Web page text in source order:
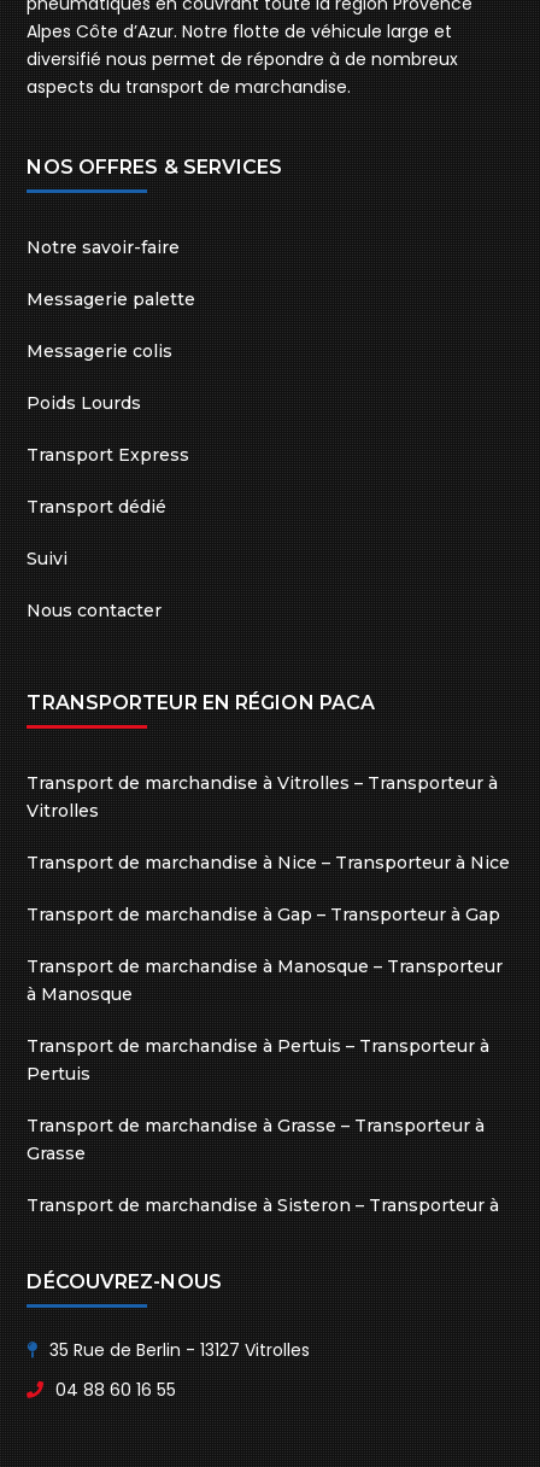
Alpes Côte d’Azur. Notre flotte de véhicule large et
diversifié nous permet de répondre à de nombreux
aspects du transport de marchandise.
NOS OFFRES & SERVICES
Notre savoir-faire
Messagerie palette
Messagerie colis
Poids Lourds
Transport Express
Transport dédié
Suivi
Nous contacter
TRANSPORTEUR EN RÉGION PACA
Transport de marchandise à Vitrolles – Transporteur à
Vitrolles
Transport de marchandise à Nice – Transporteur à Nice
Transport de marchandise à Gap – Transporteur à Gap
Transport de marchandise à Manosque – Transporteur
à Manosque
Transport de marchandise à Pertuis – Transporteur à
Pertuis
Transport de marchandise à Grasse – Transporteur à
Grasse
Transport de marchandise à Sisteron – Transporteur à
Sisteron
DÉCOUVREZ-NOUS
35 Rue de Berlin - 13127 Vitrolles
04 88 60 16 55